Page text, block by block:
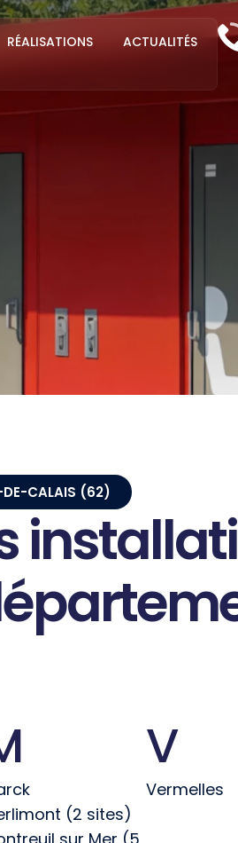
RÉALISATIONS ACTUALITÉS
CALAIS (62)
(2 sites)
V
Vermelles